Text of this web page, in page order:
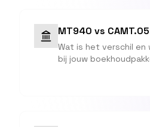
MT940 vs
Wat is het verschil
bij jouw